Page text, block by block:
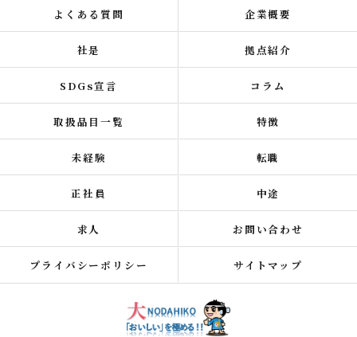
よくある質問 企業概要
社是 拠点紹介
SDGs宣言 コラム
取扱品目一覧 特徴
未経験 転職
正社員 中途
求人 お問い合わせ
プライバシーポリシー サイトマップ